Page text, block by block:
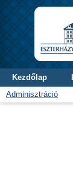
Kezdőlap
Adminisztráció